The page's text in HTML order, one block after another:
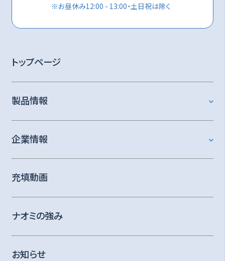
※お昼休み12:00 - 13:00・土日祝は除く
トップページ
製品情報
企業情報
充填動画
ナオミの強み
お知らせ